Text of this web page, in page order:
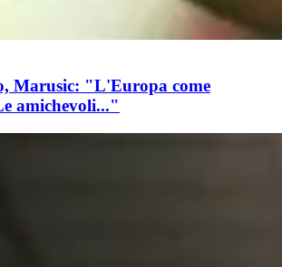
Marusic: "L'Europa come
amichevoli..."